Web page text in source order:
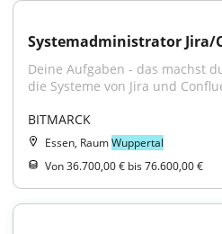
Systemadministrator Jira/
Deine Aufgaben - das machst
die Systeme von Jira und
BITMARCK
Essen, RaumWuppertal
Von 36.700,00 € bis 76.600,00 €